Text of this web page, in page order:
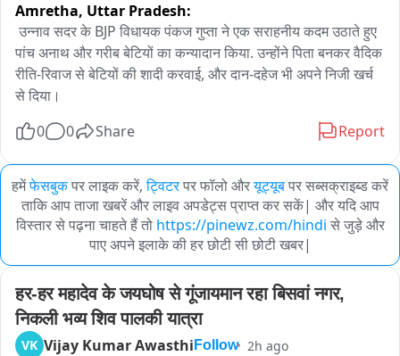
Amretha, Uttar Pradesh:
उन्नाव सदर के BJP विधायक पंकज गुप्ता ने एक सराहनीय कदम उठाते हुए
पांच अनाथ और गरीब बेटियों का कन्यादान किया. उन्होंने पिता बनकर वैदिक
रीति-रिवाज से बेटियों की शादी करवाई, और दान-दहेज भी अपने निजी खर्च
से दिया।
0
0 Share Report
हमेंफेसबुकपर लाइक करें, ट्विटरपर फॉलो औरयूट्यूबपर सब्सक्राइब्ड करें
ताकि आप ताजा खबरें और लाइव अपडेट्स प्राप्त कर सकें| और यदि आप
विस्तार से पढ़ना चाहते हैं तो https://pinewz.com/hindi से जुड़े और
पाए अपने इलाके की हर छोटी सी छोटी खबर|
हर-हर महादेव के जयघोष से गूंजायमान रहा बिसवां नगर,
निकली भव्य शिव पालकी यात्रा
VK Vijay Kumar Awasthi Follow 2h ago